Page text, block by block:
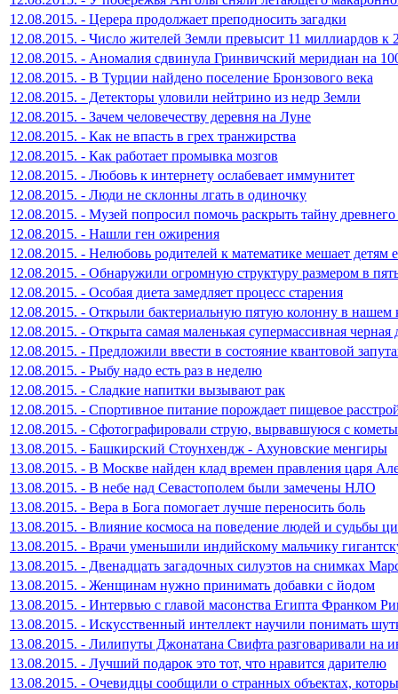
12.08.2015. - Церера продолжает преподносить загадки
12.08.2015. - Число жителей Земли превысит 11 миллиардов к
12.08.2015. - Аномалия сдвинула Гринвичский меридиан на
12.08.2015. - В Турции найдено поселение Бронзового века
12.08.2015. - Детекторы уловили нейтрино из недр Земли
12.08.2015. - Зачем человечеству деревня на Луне
12.08.2015. - Как не впасть в грех транжирства
12.08.2015. - Как работает промывка мозгов
12.08.2015. - Любовь к интернету ослабевает иммунитет
12.08.2015. - Люди не склонны лгать в одиночку
12.08.2015. - Музей попросил помочь раскрыть тайну древнего
12.08.2015. - Нашли ген ожирения
12.08.2015. - Нелюбовь родителей к математике мешает детям
12.08.2015. - Обнаружили огромную структуру размером в
12.08.2015. - Особая диета замедляет процесс старения
12.08.2015. - Открыли бактериальную пятую колонну в нашем
12.08.2015. - Открыта самая маленькая супермассивная черная
12.08.2015. - Предложили ввести в состояние квантовой
12.08.2015. - Рыбу надо есть раз в неделю
12.08.2015. - Сладкие напитки вызывают рак
12.08.2015. - Спортивное питание порождает пищевое
12.08.2015. - Сфотографировали струю, вырвавшуюся с
13.08.2015. - Башкирский Стоунхендж - Ахуновские менгиры
13.08.2015. - В Москве найден клад времен правления царя
13.08.2015. - В небе над Севастополем были замечены НЛО
13.08.2015. - Вера в Бога помогает лучше переносить боль
13.08.2015. - Влияние космоса на поведение людей и судьбы
13.08.2015. - Врачи уменьшили индийскому мальчику
13.08.2015. - Двенадцать загадочных силуэтов на снимках
13.08.2015. - Женщинам нужно принимать добавки с йодом
13.08.2015. - Интервью с главой масонства Египта Франком
13.08.2015. - Искусственный интеллект научили понимать
13.08.2015. - Лилипуты Джонатана Свифта разговаривали на
13.08.2015. - Лучший подарок это тот, что нравится дарителю
13.08.2015. - Очевидцы сообщили о странных объектах,